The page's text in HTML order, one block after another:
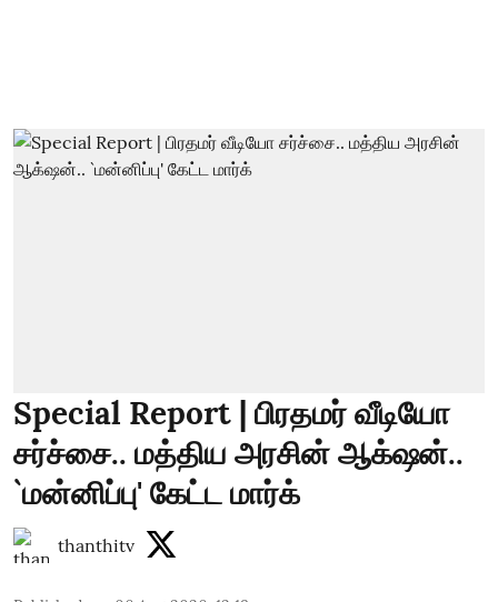
Special Report | பிரதமர் வீடியோ
சர்ச்சை.. மத்திய அரசின் ஆக்‌ஷன்..
`மன்னிப்பு' கேட்ட மார்க்
thanthitv